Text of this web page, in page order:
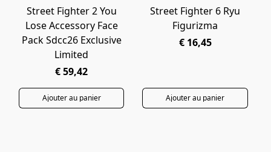
PRÉCOMMANDE
Street Fighter 2 You
Lose Accessory Face
Pack Sdcc26 Exclusive
Limited
€ 59,42
Ajouter au panier
PRÉCOMMANDE
Street Fighter 6 Ryu
Figurizma
€ 16,45
Ajouter au panier